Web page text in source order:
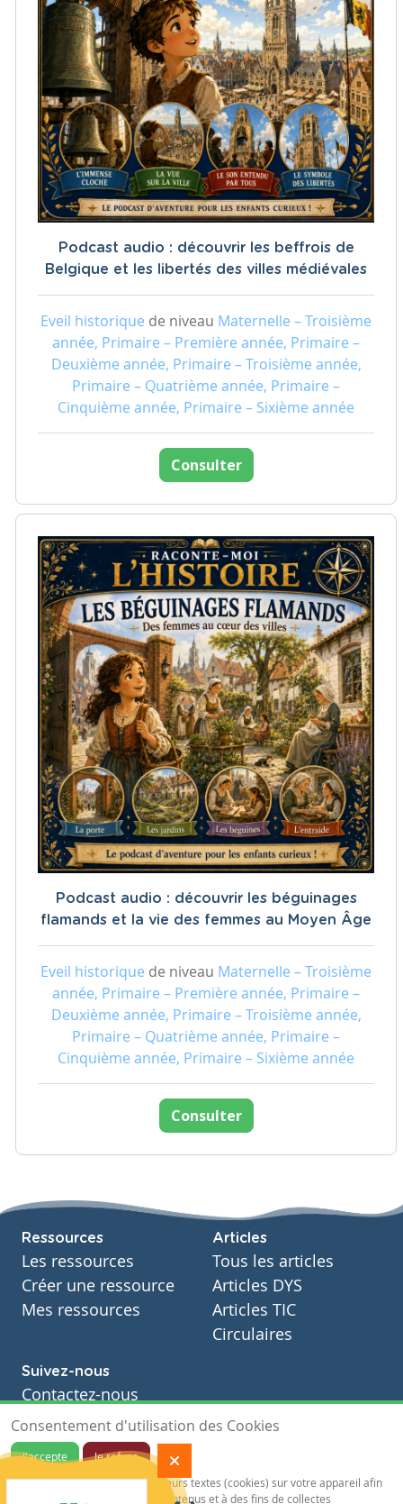
Podcast audio : découvrir les beffrois de
Belgique et les libertés des villes médiévales
Eveil historique de niveau Maternelle – Troisième
année, Primaire – Première année, Primaire –
Deuxième année, Primaire – Troisième année,
Primaire – Quatrième année, Primaire –
Cinquième année, Primaire – Sixième année
Consulter
Podcast audio : découvrir les béguinages
flamands et la vie des femmes au Moyen Âge
Eveil historique de niveau Maternelle – Troisième
année, Primaire – Première année, Primaire –
Deuxième année, Primaire – Troisième année,
Primaire – Quatrième année, Primaire –
Cinquième année, Primaire – Sixième année
Consulter
Ressources
Les ressources
Créer une ressource
Mes ressources
Articles
Tous les articles
Articles DYS
Articles TIC
Circulaires
Suivez-nous
Contactez-nous
Soutien scolaire
Notre page Facebook
S'inscrire à notre newsletter
Consentement d'utilisation des Cookies
J'accepte
Je refuse
Notre site sauvegarde des traceurs textes (cookies) sur votre appareil afin
de vous garantir de meilleurs contenus et à des fins de collectes